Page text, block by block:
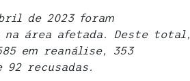
de 2023 foram
na área afetada. Deste total,
em reanálise, 353
92 recusadas.